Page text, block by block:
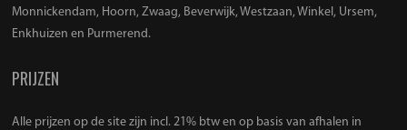
Monnickendam, Hoorn, Zwaag, Beverwijk, Westzaan, Winkel, Ursem,
Enkhuizen en Purmerend.
PRIJZEN
Alle prijzen op de site zijn incl. 21% btw en op basis van afhalen in